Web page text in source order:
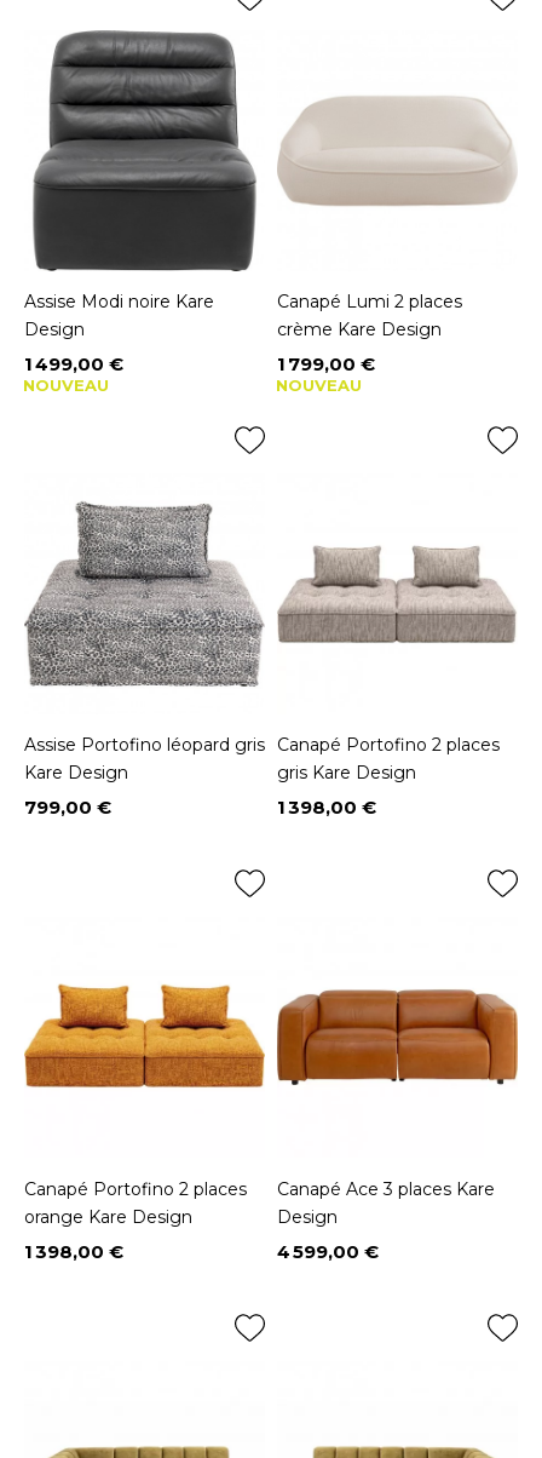
Assise Modi noire Kare
Design
Prix
1 499,00 €
NOUVEAU
Canapé Lumi 2 places
crème Kare Design
Prix
1 799,00 €
NOUVEAU
Assise Portofino léopard gris
Kare Design
Prix
799,00 €
Canapé Portofino 2 places
gris Kare Design
Prix
1 398,00 €
Canapé Portofino 2 places
orange Kare Design
Prix
1 398,00 €
Canapé Ace 3 places Kare
Design
Prix
4 599,00 €